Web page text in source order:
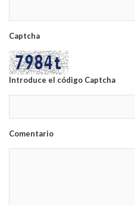
Captcha
Introduce el código Captcha
Comentario